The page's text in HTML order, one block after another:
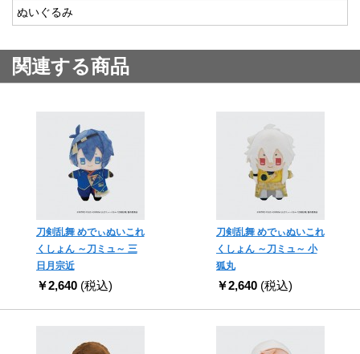
ぬいぐるみ
関連する商品
刀剣乱舞 めでぃぬいこれ
くしょん ～刀ミュ～ 三
日月宗近
￥2,640 (税込)
刀剣乱舞 めでぃぬいこれ
くしょん ～刀ミュ～ 小
狐丸
￥2,640 (税込)